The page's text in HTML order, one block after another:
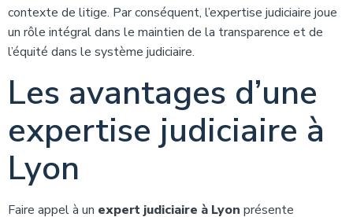
contexte de litige. Par conséquent, l’expertise judiciaire joue
un rôle intégral dans le maintien de la transparence et de
l’équité dans le système judiciaire.
Les avantages d’une
expertise judiciaire à
Lyon
Faire appel à un expert judiciaire à Lyon présente